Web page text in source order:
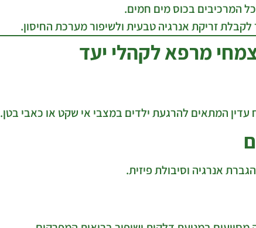
המרכיבים בכוס מים חמים.
זריקת אנרגיה טבעית ולשיפור מערכת החיסון.
מרפא לקהלי יעד
עדין המתאים להרגעת ילדים במצבי אי שקט או כאבי בטן.
אנרגיה וסיבולת פיזית.